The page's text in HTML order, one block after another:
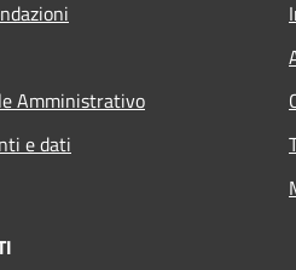
Amministrativo
e dati